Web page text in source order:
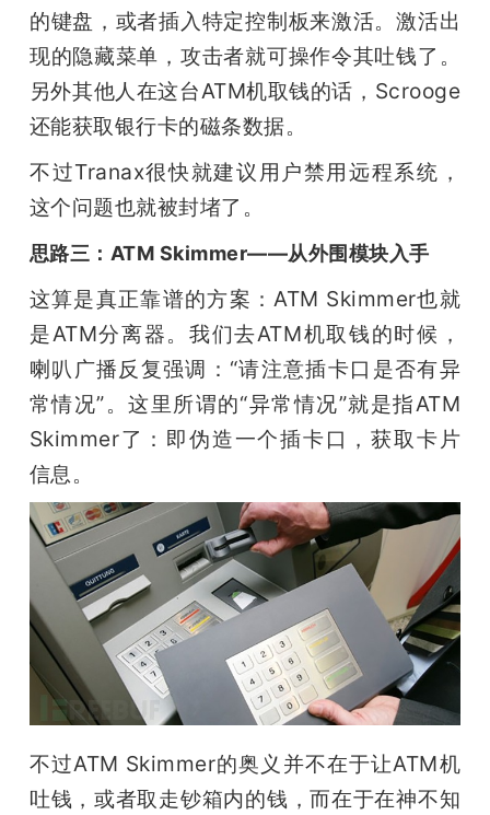
的键盘，或者插入特定控制板来激活。激活出
现的隐藏菜单，攻击者就可操作令其吐钱了。
另外其他人在这台ATM机取钱的话，Scrooge
还能获取银行卡的磁条数据。
不过Tranax很快就建议用户禁用远程系统，
这个问题也就被封堵了。
思路三：ATM Skimmer——从外围模块入手
这算是真正靠谱的方案：ATM Skimmer也就
是ATM分离器。我们去ATM机取钱的时候，
喇叭广播反复强调：“请注意插卡口是否有异
常情况”。这里所谓的“异常情况”就是指ATM
Skimmer了：即伪造一个插卡口，获取卡片
信息。
不过ATM Skimmer的奥义并不在于让ATM机
吐钱，或者取走钞箱内的钱，而在于在神不知